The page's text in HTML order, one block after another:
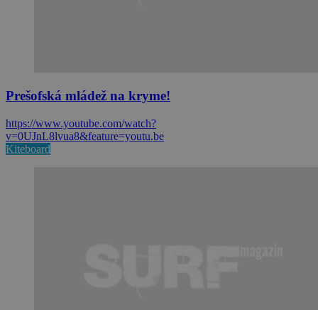
Prešofská mládež na kryme!
https://www.youtube.com/watch?
v=0UJnL8lvua8&feature=youtu.be
Kiteboard